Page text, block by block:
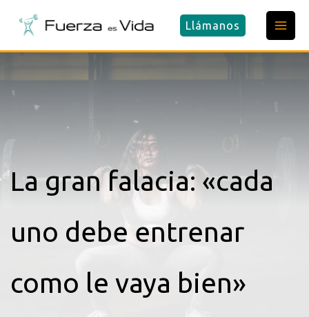
Llámanos
La gran falacia: «cada
uno debe entrenar
como le vaya bien»